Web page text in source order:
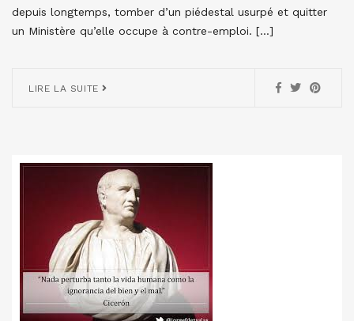
depuis longtemps, tomber d’un piédestal usurpé et quitter
un Ministère qu’elle occupe à contre-emploi. […]
LIRE LA SUITE